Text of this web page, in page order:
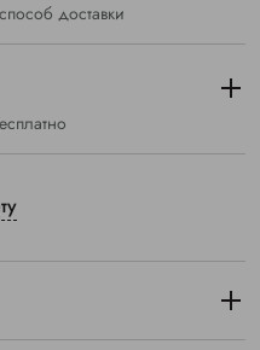
доставки